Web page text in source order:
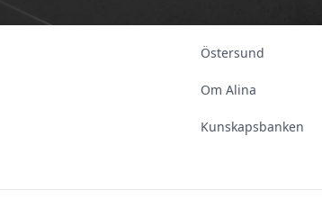
Östersund
Om Alina
Kunskapsbanken